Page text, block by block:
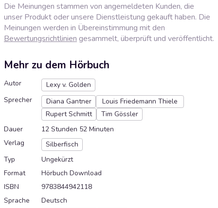
Die Meinungen stammen von angemeldeten Kunden, die
unser Produkt oder unsere Dienstleistung gekauft haben. Die
Meinungen werden in Übereinstimmung mit den
Bewertungsrichtlinien gesammelt, überprüft und veröffentlicht.
Mehr zu dem Hörbuch
Autor
Lexy v. Golden
Sprecher
Diana Gantner
Louis Friedemann Thiele
Rupert Schmitt
Tim Gössler
Dauer
12 Stunden 52 Minuten
Verlag
Silberfisch
Typ
Ungekürzt
Format
Hörbuch Download
ISBN
9783844942118
Sprache
Deutsch